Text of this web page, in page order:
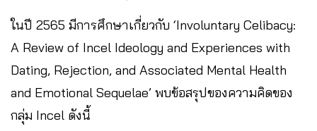
ในปี 2565 มีการศึกษาเกี่ยวกับ ‘Involuntary Celibacy:
A Review of Incel Ideology and Experiences with
Dating, Rejection, and Associated Mental Health
and Emotional Sequelae’ พบข้อสรุปของความคิดของ
กลุ่ม Incel ดังนี้